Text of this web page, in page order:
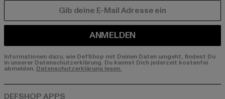
ANMELDEN
Informationen dazu, wie DefShop mit Deinen Daten umgeht, findest Du
in unserer Datenschutzerklärung. Du kannst Dich jederzeit kostenfei
abmelden. Datenschutzerklärung lesen.